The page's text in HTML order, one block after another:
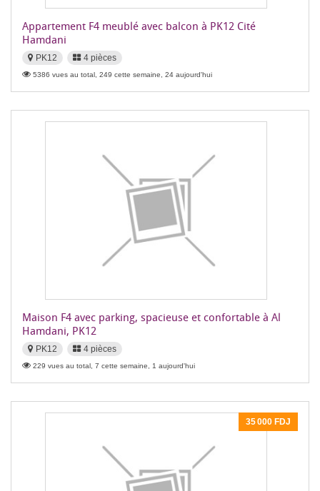
Appartement F4 meublé avec balcon à PK12 Cité
Hamdani
PK12 4 pièces
5386 vues au total, 249 cette semaine, 24 aujourd'hui
Maison F4 avec parking, spacieuse et confortable à Al
Hamdani, PK12
PK12 4 pièces
229 vues au total, 7 cette semaine, 1 aujourd'hui
35 000 FDJ